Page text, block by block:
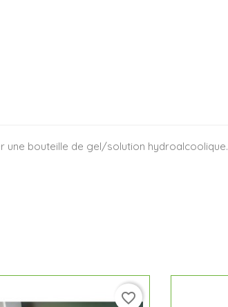
une bouteille de gel/solution hydroalcoolique.
favorite_border